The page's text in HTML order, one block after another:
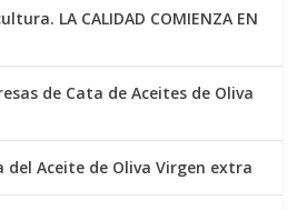
LA CALIDAD COMIENZA EN
de Cata de Aceites de Oliva
del Aceite de Oliva Virgen extra